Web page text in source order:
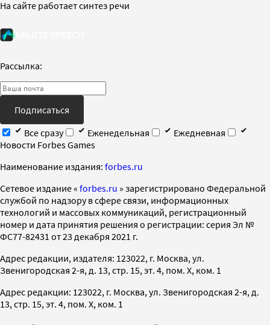
На сайте работает синтез речи
Рассылка:
Подписаться
Все сразу
Еженедельная
Ежедневная
Новости Forbes Games
Наименование издания: forbes.ru
Cетевое издание « forbes.ru » зарегистрировано Федеральной
службой по надзору в сфере связи, информационных
технологий и массовых коммуникаций, регистрационный
номер и дата принятия решения о регистрации: серия Эл №
ФС77-82431 от 23 декабря 2021 г.
Адрес редакции, издателя: 123022, г. Москва, ул.
Звенигородская 2-я, д. 13, стр. 15, эт. 4, пом. X, ком. 1
Адрес редакции: 123022, г. Москва, ул. Звенигородская 2-я, д.
13, стр. 15, эт. 4, пом. X, ком. 1